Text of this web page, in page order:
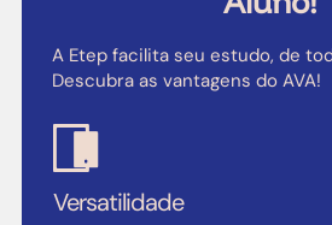
A Etep facilita seu estudo, de
Descubra as vantagens do AVA!
Versatilidade